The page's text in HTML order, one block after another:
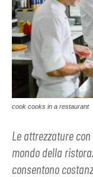
cook cooks in a restaurant
Le attrezzature
mondo della
consentono